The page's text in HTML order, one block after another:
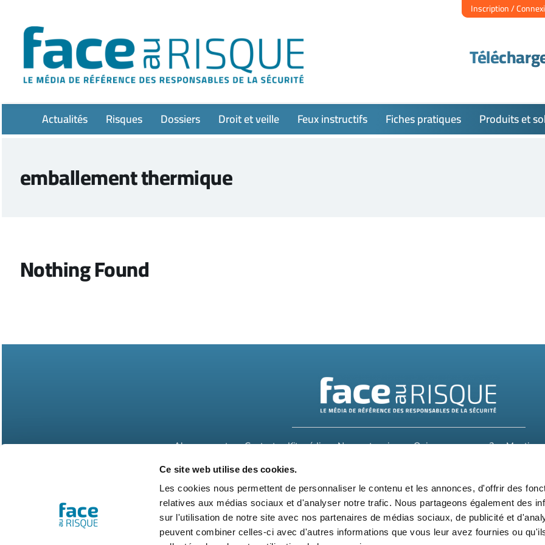
Ce site web utilise des cookies.
Les cookies nous permettent de personnaliser le contenu et les annonces, d'offrir des
relatives aux médias sociaux et d'analyser notre trafic. Nous partageons également des
sur l'utilisation de notre site avec nos partenaires de médias sociaux, de publicité et
peuvent combiner celles-ci avec d'autres informations que vous leur avez fournies ou
contenu
Inscription /
Actualités Risques Dossiers Droit et veille Feux instructifs Fiches pratiques Produits et
emballement thermique
Nothing Found
Abonnements Contact Kit média Nos partenaires Qui sommes-nous ?